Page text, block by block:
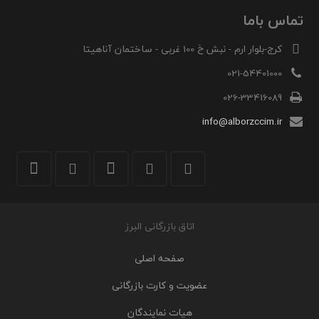
تماس باما
کرج-بلوار ارم - نبش خ 100 غربی - ساختمان آناهیتا
021-54401000
026-33416089
info@alborzccim.ir
اتاق بازرگانی البرز
صفحه اصلی
عضویت و کارت بازرگانی
هیات نمایندگان